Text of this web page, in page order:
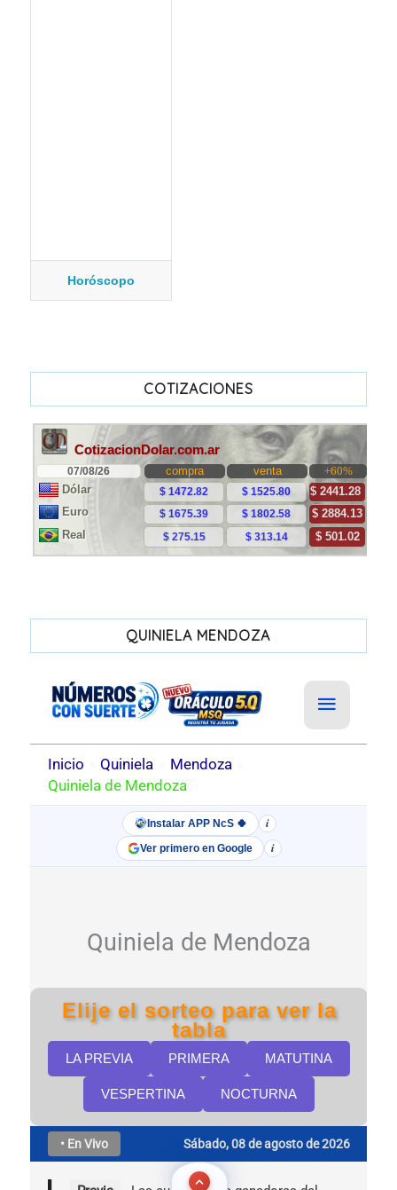
Horóscopo
COTIZACIONES
QUINIELA MENDOZA